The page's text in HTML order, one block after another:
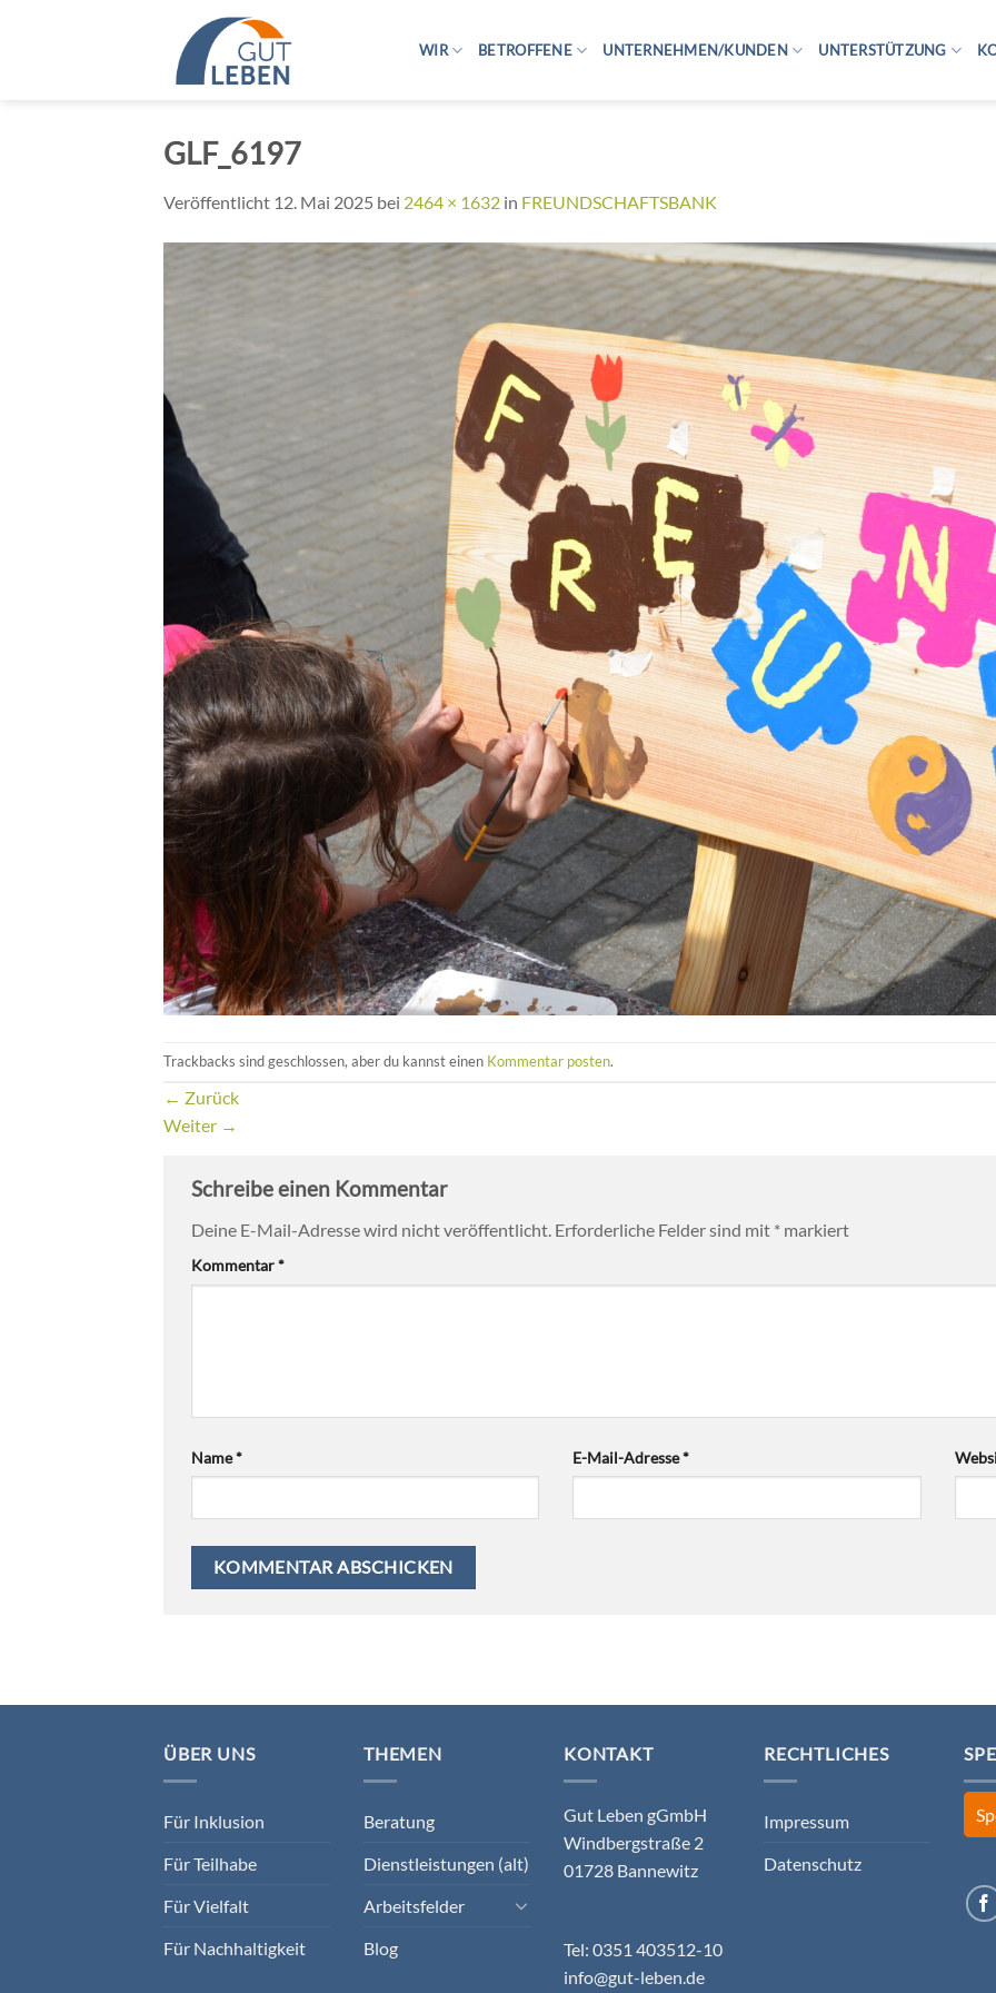
WIR BETROFFENE UNTERNEHMEN/KUNDEN UNTERSTÜTZUNG
GLF_6197
Veröffentlicht 12. Mai 2025 bei 2464 × 1632 in FREUNDSCHAFTSBANK
Trackbacks sind geschlossen, aber du kannst einen Kommentar posten.
← Zurück
Weiter →
Schreibe einen Kommentar
Deine E-Mail-Adresse wird nicht veröffentlicht. Erforderliche Felder sind mit * markiert
Kommentar*
Name* E-Mail-Adresse*
ÜBER UNS
Für Inklusion
Für Teilhabe
Für Vielfalt
Für Nachhaltigkeit
THEMEN
Beratung
Dienstleistungen (alt)
Arbeitsfelder
Blog
KONTAKT
Gut Leben gGmbH
Windbergstraße 2
01728 Bannewitz
Tel: 0351 403512-10
info@gut-leben.de
RECHTLICHES
Impressum
Datenschutz